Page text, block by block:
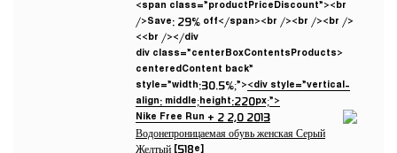
<span class=”productPriceDiscount”><br
/>Save: 29% off</span><br /><br /><br />
<br /></div>
<div class=”centerBoxContentsProducts
centeredContent back”
style=”width:30.5%;”><div style=”vertical-
align: middle;height:220px;”>